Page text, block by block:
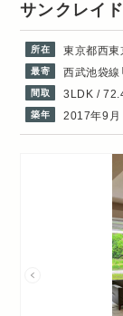
サンクレイ
所在 東京都西
最寄 西武池袋線
間取 3LDK /
築年 2017年9月